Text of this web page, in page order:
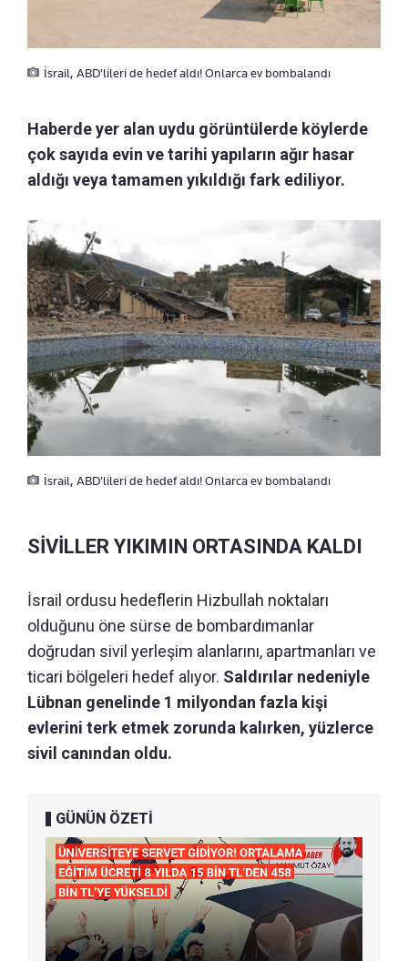
İsrail, ABD'lileri de hedef aldı! Onlarca ev bombalandı
Haberde yer alan uydu görüntülerde köylerde
çok sayıda evin ve tarihi yapıların ağır hasar
aldığı veya tamamen yıkıldığı fark ediliyor.
İsrail, ABD'lileri de hedef aldı! Onlarca ev bombalandı
SİVİLLER YIKIMIN ORTASINDA KALDI
İsrail ordusu hedeflerin Hizbullah noktaları
olduğunu öne sürse de bombardımanlar
doğrudan sivil yerleşim alanlarını, apartmanları ve
ticari bölgeleri hedef alıyor. Saldırılar nedeniyle
Lübnan genelinde 1 milyondan fazla kişi
evlerini terk etmek zorunda kalırken, yüzlerce
sivil canından oldu.
GÜNÜN ÖZETİ